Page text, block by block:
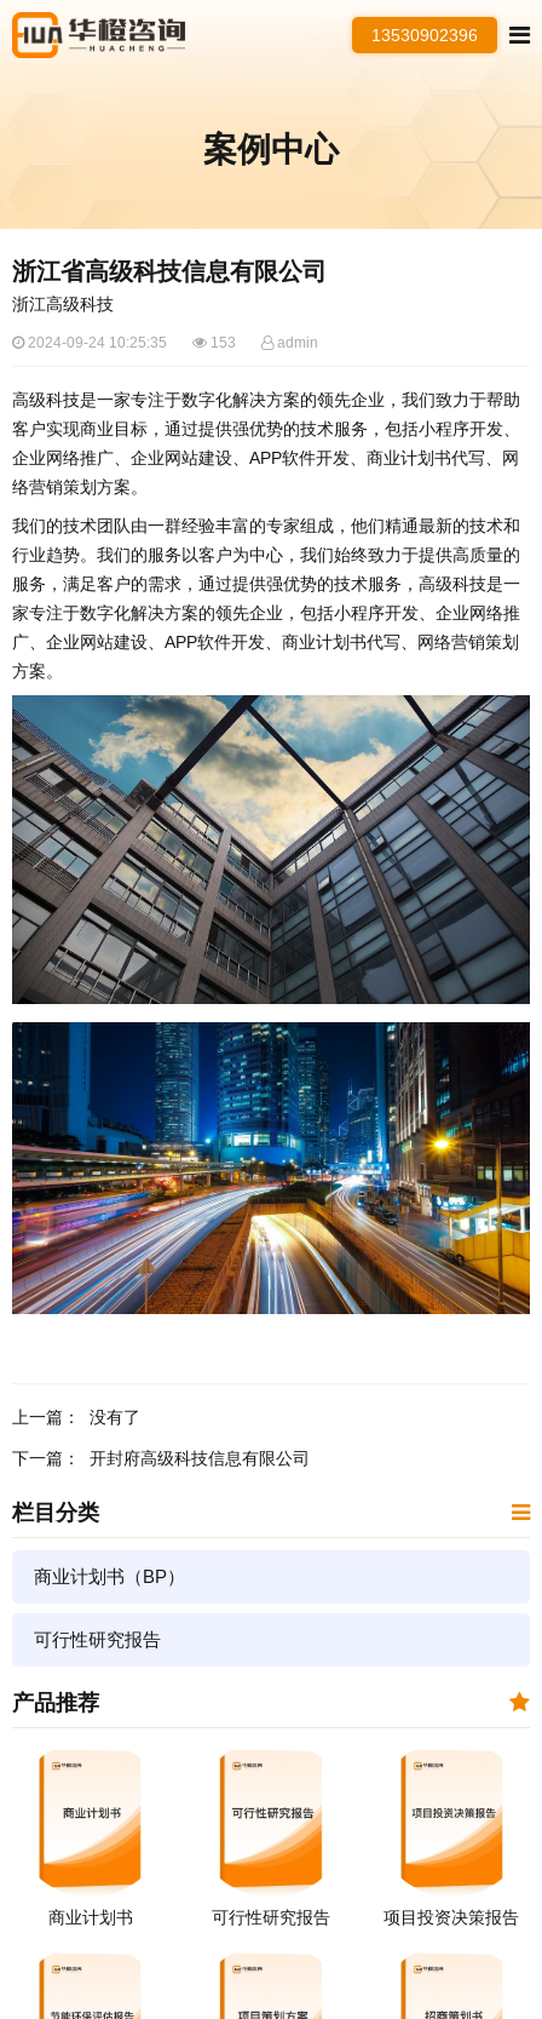
13530902396
案例中心
浙江省高级科技信息有限公司
浙江高级科技
2024-09-24 10:25:35 153 admin
高级科技是一家专注于数字化解决方案的领先企业，我们致力于帮助
客户实现商业目标，通过提供强优势的技术服务，包括小程序开发、
企业网络推广、企业网站建设、APP软件开发、商业计划书代写、网
络营销策划方案。
我们的技术团队由一群经验丰富的专家组成，他们精通最新的技术和
行业趋势。我们的服务以客户为中心，我们始终致力于提供高质量的
服务，满足客户的需求，通过提供强优势的技术服务，高级科技是一
家专注于数字化解决方案的领先企业，包括小程序开发、企业网络推
广、企业网站建设、APP软件开发、商业计划书代写、网络营销策划
方案。
上一篇： 没有了
下一篇： 开封府高级科技信息有限公司
栏目分类
商业计划书（BP）
可行性研究报告
产品推荐
商业计划书 可行性研究报告 项目投资决策报告